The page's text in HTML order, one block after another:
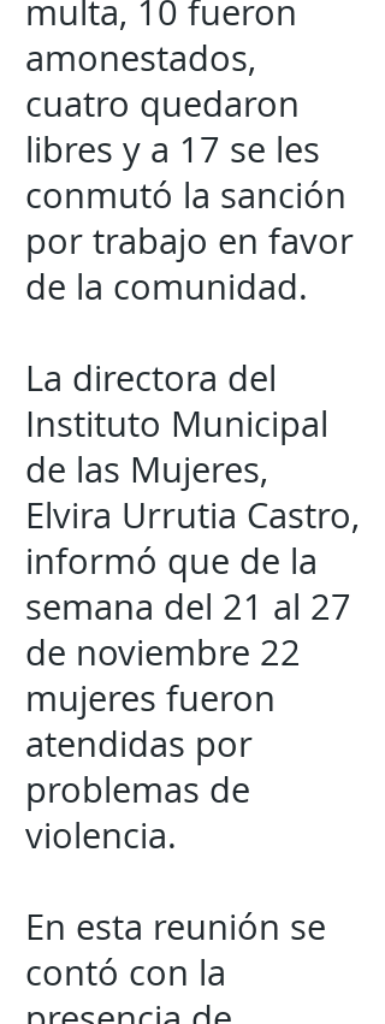
multa, 10 fueron
amonestados,
cuatro quedaron
libres y a 17 se les
conmutó la sanción
por trabajo en favor
de la comunidad.
La directora del
Instituto Municipal
de las Mujeres,
Elvira Urrutia Castro,
informó que de la
semana del 21 al 27
de noviembre 22
mujeres fueron
atendidas por
problemas de
violencia.
En esta reunión se
contó con la